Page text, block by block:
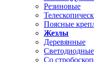
Резиновые
Поясные
Жезлы
Деревянные
Светодиодные
Со